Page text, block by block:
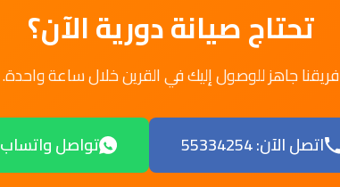
تحتاج صيانة دورية الآن؟
فريقنا جاهز للوصول إليك في القرين خلال ساعة واحدة.
اتصل الآن: 55334254 تواصل واتساب